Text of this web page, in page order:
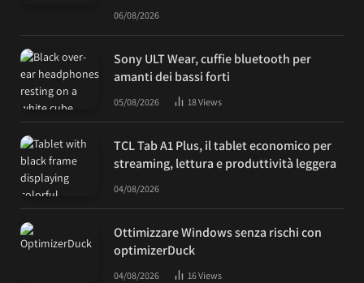
06/08/2026
Sony ULT Wear, cuffie bluetooth per
amanti dei bassi forti
05/08/2026 18Views
TCL Tab A1 Plus, il tablet economico per
streaming, lettura e produttività leggera
04/08/2026
Ottimizzare Windows senza rischi con
optimizerDuck
04/08/2026 16Views